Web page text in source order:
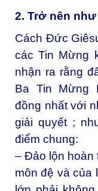
2. Trở nên
Cách Đức
các Tin Mừng
nhận ra rằng
Ba Tin Mừng
đồng nhất với
giải quyết ;
điểm chung:
– Đảo lộn hoàn
môn đệ và của